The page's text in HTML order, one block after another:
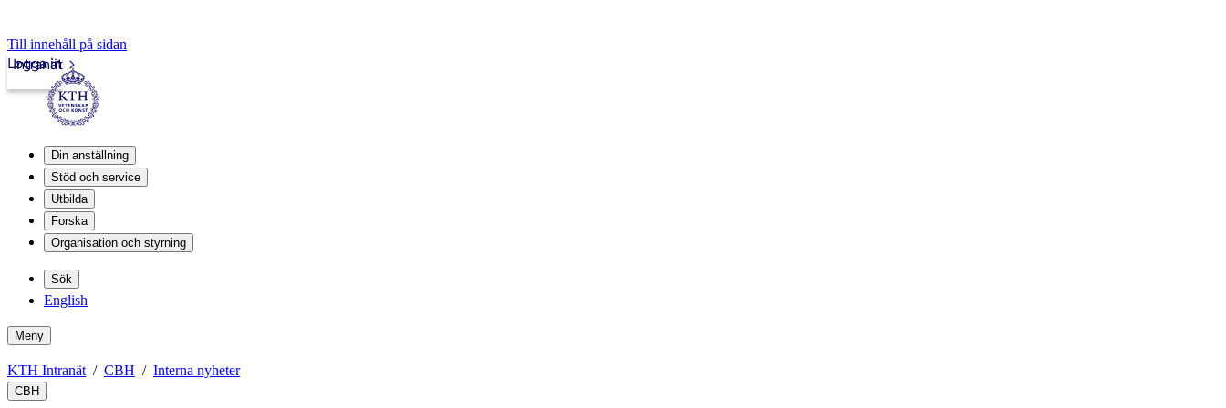
Till innehåll på sidan
Intranät
Logga in
Din anställning
Stöd och service
Utbilda
Forska
Organisation och styrning
Sök
English
Meny
KTH Intranät CBH Interna nyheter
CBH